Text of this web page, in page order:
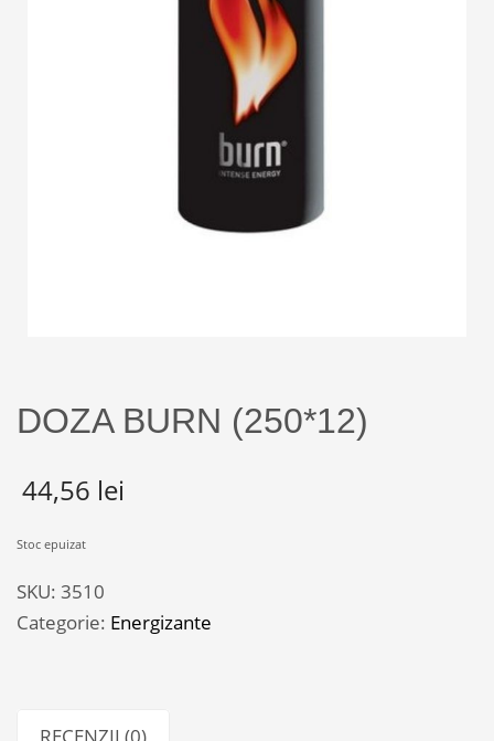
DOZA BURN (250*12)
44,56 lei
Stoc epuizat
SKU: 3510
Categorie: Energizante